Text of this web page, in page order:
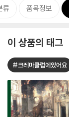
류 품목정보
이 상품의 태그
#크레마클럽에있어요